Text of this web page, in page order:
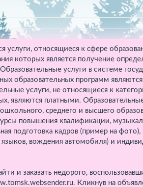
услуги, относящиеся к сфере
которых является получение
услуги в системе
образовательных программ являются
услуги, не относящиеся к
являются платными.
среднего и высшего
повышения квалификации,
подготовка кадров (пример на фото),
вождения автомобиля) и
и заказать недорого,
Кликнув на